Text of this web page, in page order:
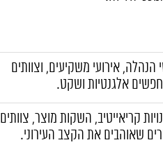
הנהלה, אירועי משקיעים, וצוותים
אלגנטיות ושקט.
קריאייטיב, השקות מוצר, צוותים
שאוהבים את הקצב העירוני.